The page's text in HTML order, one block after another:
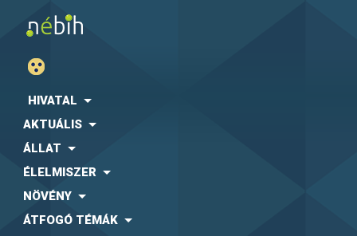
HIVATAL
AKTUÁLIS
ÁLLAT
ÉLELMISZER
NÖVÉNY
ÁTFOGÓ TÉMÁK